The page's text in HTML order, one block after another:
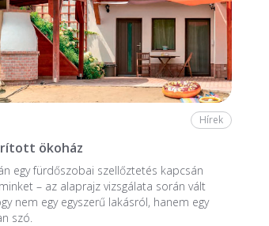
Hírek
ökoház
egy fürdőszobai szellőztetés kapcsán
– az alaprajz vizsgálata során vált
nem egy egyszerű lakásról, hanem egy
szó.